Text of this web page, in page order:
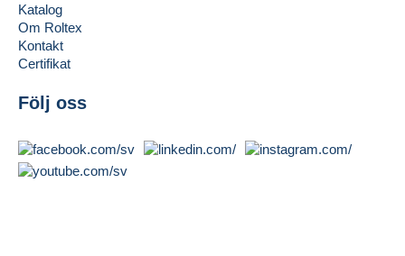
Katalog
Om Roltex
Kontakt
Certifikat
Följ oss